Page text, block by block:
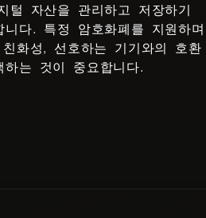
털 자산을 관리하고 저장하기
다. 특정 암호화폐를 지원하며
화성, 선호하는 기기와의 호환
는 것이 중요합니다.